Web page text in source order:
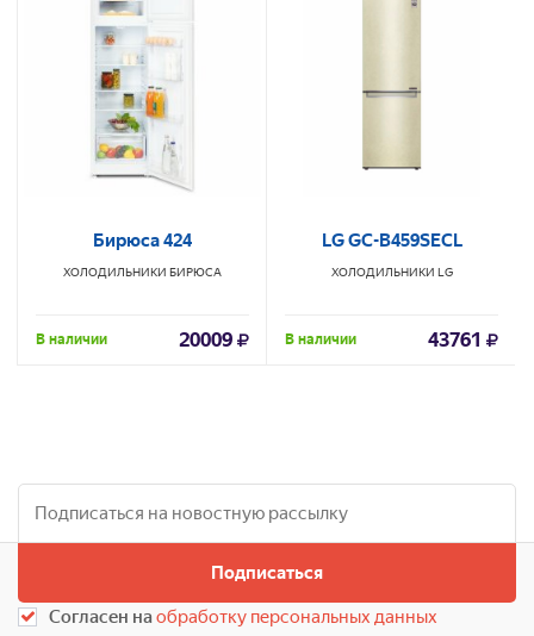
Бирюса 424
ХОЛОДИЛЬНИКИ БИРЮСА
В наличии 20009
LG GC-B459SECL
ХОЛОДИЛЬНИКИ LG
В наличии 43761
Подписаться
Согласен наобработку персональных данных